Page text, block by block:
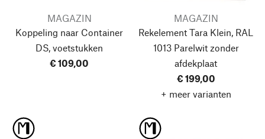
MAGAZIN
Koppeling naar Container
DS, voetstukken
€ 109,00
MAGAZIN
Rekelement Tara Klein, RAL
1013 Parelwitzonder
afdekplaat
€ 199,00
+ meer varianten